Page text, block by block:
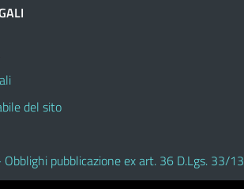
del sito
Obblighi pubblicazione ex art. 36 D.Lgs. 33/13